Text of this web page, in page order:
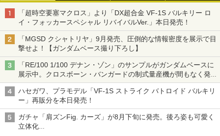
「超時空要塞マクロス」より「DX超合金 VF-1S バルキリー ロ
イ・フォッカースペシャル リバイバルVer.」本日発売！
「MGSD クシャトリヤ」9月発売、圧倒的な情報密度を展示で目
撃せよ！【ガンダムベース撮り下ろし】
「RE/100 1/100 デナン・ゾン」のサンプルがガンダムベースに
展示中。クロスボーン・バンガードの制式量産機が間もなく発送
【ガンダムベース撮り下ろし】
ハセガワ、プラモデル「VF-1S ストライク バトロイド バルキリ
ー」再販分を本日発売！
ガチャ「肩ズンFig. カーズ」が8月下旬に発売。後ろ姿も可愛く
立体化